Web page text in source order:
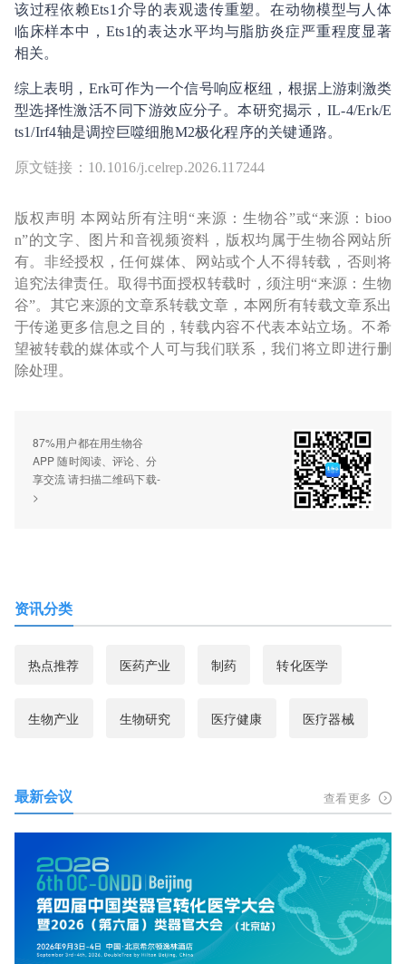
该过程依赖Ets1介导的表观遗传重塑。在动物模型与人体
临床样本中，Ets1的表达水平均与脂肪炎症严重程度显著
相关。
综上表明，Erk可作为一个信号响应枢纽，根据上游刺激类
型选择性激活不同下游效应分子。本研究揭示，IL-4/Erk/E
ts1/Irf4轴是调控巨噬细胞M2极化程序的关键通路。
原文链接：10.1016/j.celrep.2026.117244
版权声明 本网站所有注明“来源：生物谷”或“来源：bioo
n”的文字、图片和音视频资料，版权均属于生物谷网站所
有。非经授权，任何媒体、网站或个人不得转载，否则将
追究法律责任。取得书面授权转载时，须注明“来源：生物
谷”。其它来源的文章系转载文章，本网所有转载文章系出
于传递更多信息之目的，转载内容不代表本站立场。不希
望被转载的媒体或个人可与我们联系，我们将立即进行删
除处理。
87%用户都在用生物谷
APP 随时阅读、评论、分
享交流 请扫描二维码下载-
>
资讯分类
热点推荐 医药产业 制药 转化医学
生物产业 生物研究 医疗健康 医疗器械
最新会议 查看更多